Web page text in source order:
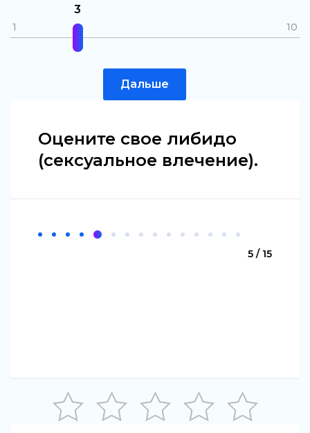
1 10
3
Дальше
Оцените свое либидо
(сексуальное влечение).
5 / 15